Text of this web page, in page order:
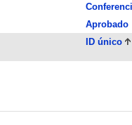
Aprobado
ID único